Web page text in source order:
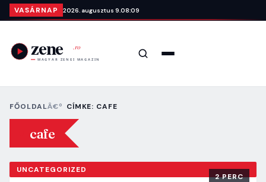
Ugrás a tartalomra
VASÁRNAP 2026. augusztus 9. 08:09
Keresés
FŐOLDAL CÍMKE: CAFE
cafe
UNCATEGORIZED
2 PERC